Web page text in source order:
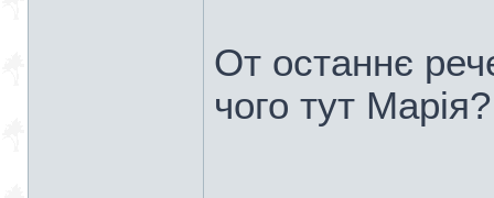
От останнє
чого тут Марія?